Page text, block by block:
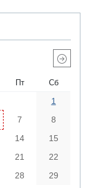
Пт Сб
1
7
8
14
15
21
22
28
29